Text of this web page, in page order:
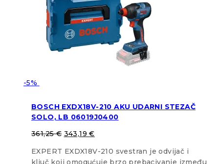
-5%
BOSCH EXDX18V-210 AKU UDARNI STEZAČ
SOLO, LB 06019J0400
361,25€ 343,19€
EXPERT EXDX18V-210 svestran je odvijač i
ključ koji omogućuje brzo prebacivanje između